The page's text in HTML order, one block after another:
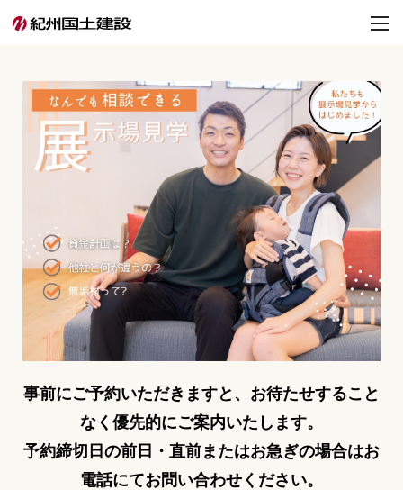
事前にご予約いただきますと、お待たせすること
なく優先的にご案内いたします。
予約締切日の前日・直前またはお急ぎの場合はお
電話にてお問い合わせください。